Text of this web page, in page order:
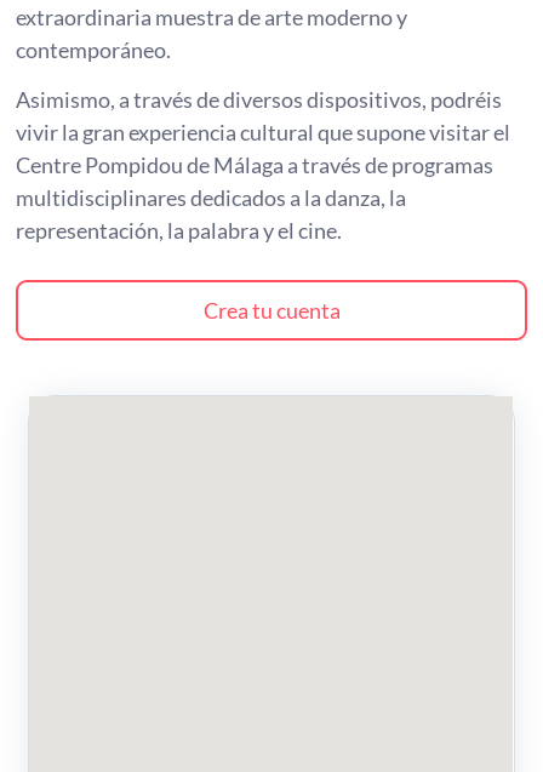
extraordinaria muestra de arte moderno y
contemporáneo.
Asimismo, a través de diversos dispositivos, podréis
vivir la gran experiencia cultural que supone visitar el
Centre Pompidou de Málaga a través de programas
multidisciplinares dedicados a la danza, la
representación, la palabra y el cine.
Crea tu cuenta